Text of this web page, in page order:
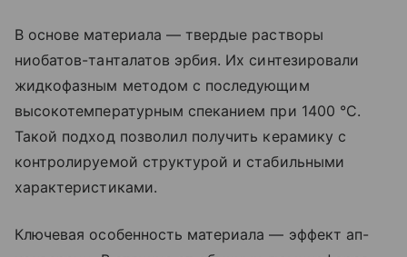
В основе материала — твердые растворы
ниобатов-танталатов эрбия. Их синтезировали
жидкофазным методом с последующим
высокотемпературным спеканием при 1400 °C.
Такой подход позволил получить керамику с
контролируемой структурой и стабильными
характеристиками.
Ключевая особенность материала — эффект ап-